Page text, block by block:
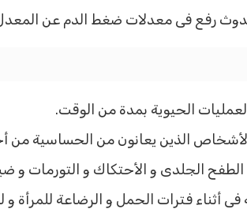
رفع فى معدلات ضغط الدم عن
الحيوية بمدة من الوقت.
الذين يعانون من الحساسية من
الجلدى و الأحتكاك و التورمات و
فى أثناء فترات الحمل و الرضاعة